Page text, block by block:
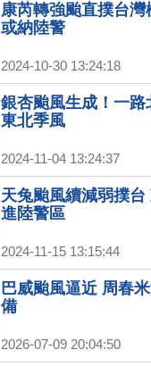
康芮轉強颱直撲台
或納陸警
2024-10-30 13:24:18
銀杏颱風生成！一
東北季風
2024-11-04 13:24:37
天兔颱風續減弱撲
進陸警區
2024-11-15 13:15:44
巴威颱風逼近 周春
備
2026-07-09 20:04:50